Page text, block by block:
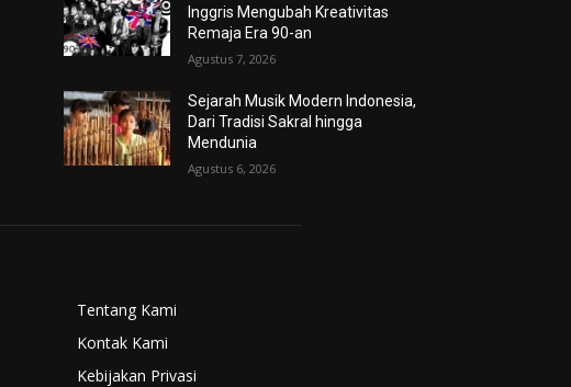
Inggris Mengubah Kreativitas
Remaja Era 90-an
Agustus 7, 2026
Sejarah Musik Modern Indonesia,
Dari Tradisi Sakral hingga
Mendunia
Agustus 6, 2026
Tentang Kami
Kontak Kami
Kebijakan Privasi